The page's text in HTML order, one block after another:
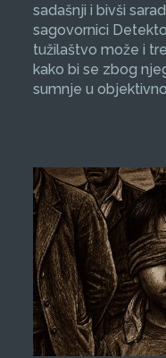
sadašnji i bivši
sagovornici
tužilaštvo može i
kako bi se zbog
sumnje u